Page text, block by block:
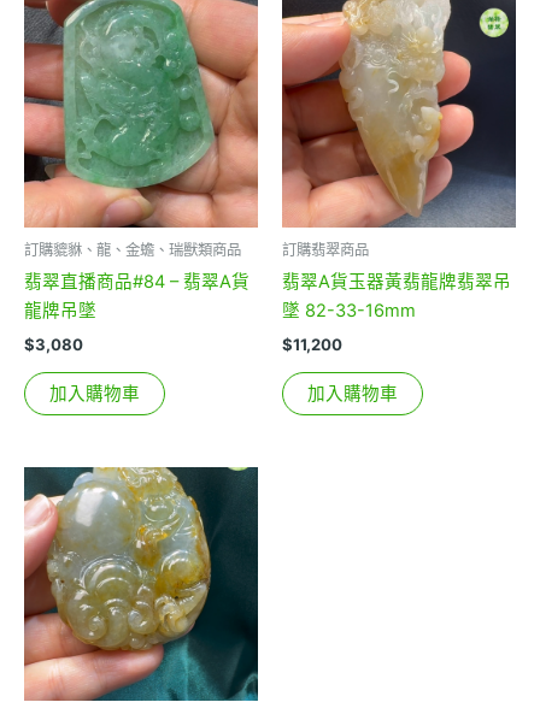
訂購貔貅、龍、金蟾、瑞獸類商品
翡翠直播商品#84 – 翡翠A貨
龍牌吊墜
$3,080
加入購物車
訂購翡翠商品
翡翠A貨玉器黃翡龍牌翡翠吊
墜 82-33-16mm
$11,200
加入購物車